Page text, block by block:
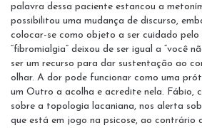
palavra dessa paciente estancou a
possibilitou uma mudança de discurso,
colocar-se como objeto a ser cuidado
“fibromialgia” deixou de ser igual a “você
ser um recurso para dar sustentação ao
olhar. A dor pode funcionar como uma
um Outro a acolha e acredite nela. Fábio,
sobre a topologia lacaniana, nos alerta
que está em jogo na psicose, ao contrário